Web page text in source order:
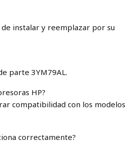
de instalar y reemplazar por su
parte 3YM79AL.
HP?
compatibilidad con los modelos
correctamente?